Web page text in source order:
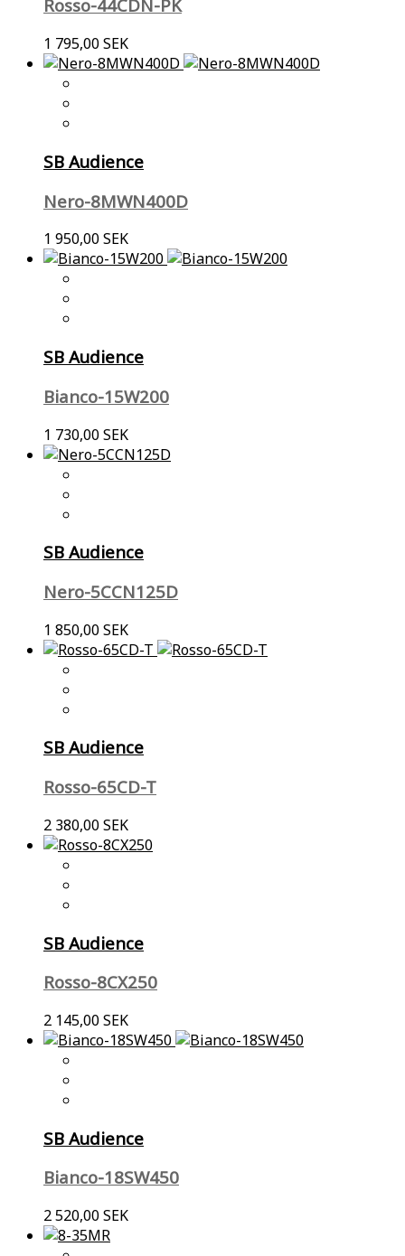
Rosso-44CDN-PK
1 795,00 SEK
SB Audience
Nero-8MWN400D
1 950,00 SEK
SB Audience
Bianco-15W200
1 730,00 SEK
SB Audience
Nero-5CCN125D
1 850,00 SEK
SB Audience
Rosso-65CD-T
2 380,00 SEK
SB Audience
Rosso-8CX250
2 145,00 SEK
SB Audience
Bianco-18SW450
2 520,00 SEK